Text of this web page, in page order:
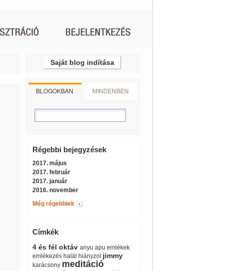
Saját blog indítása
BLOGOKBAN MINDENBEN
Régebbi bejegyzések
2017. május
2017. február
2017. január
2016. november
Még régebbiek
Címkék
4 és fél oktáv anyu apu emlékek
emlékezés halál hiányzol jimmy
karácsony meditáció